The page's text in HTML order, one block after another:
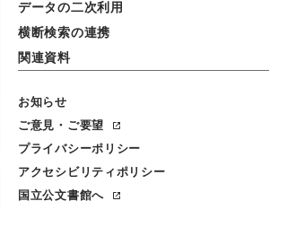
データの二次利用
横断検索の連携
関連資料
お知らせ
ご意見・ご要望
プライバシーポリシー
アクセシビリティポリシー
国立公文書館へ
閲覧